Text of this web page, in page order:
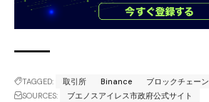
TAGGED: 取引所 Binance
ブロックチェーン
SOURCES:
ブエノスアイレス市政府公式サイト